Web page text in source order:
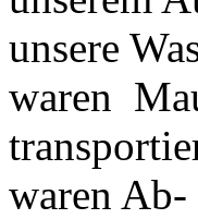
unsere
waren
waren